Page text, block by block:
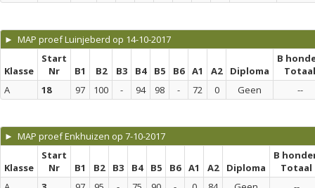
► MAP proef Luinjeberd op 14-10-2017
Klasse
Start
Nr
B1 B2 B3 B4 B5 B6 A1 A2 Diploma
B
Totaal
A
18 97 100 - 94 98 - 72 0 Geen --
► MAP proef Enkhuizen op 7-10-2017
Klasse
Start
Nr
B1 B2 B3 B4 B5 B6 A1 A2 Diploma
B
Totaal